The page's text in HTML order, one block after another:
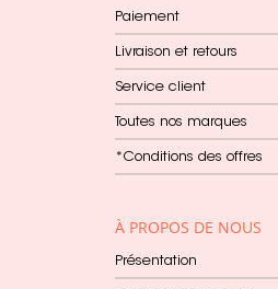
Paiement
Livraison et retours
Service client
Toutes nos marques
*Conditions des offres
À PROPOS DE NOUS
Présentation